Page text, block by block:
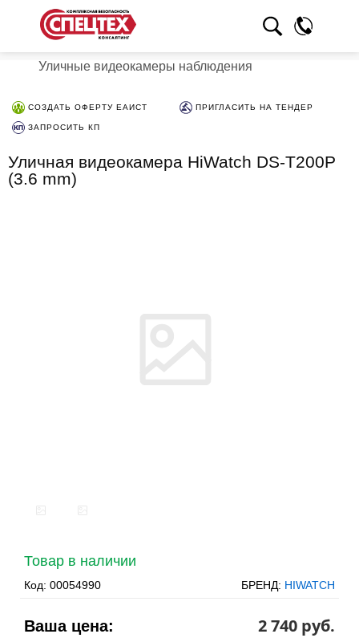
Уличные видеокамеры наблюдения
СОЗДАТЬ ОФЕРТУ ЕАИСТ ПРИГЛАСИТЬ НА ТЕНДЕР
ЗАПРОСИТЬ КП
Уличная видеокамера HiWatch DS-T200P
(3.6 mm)
Товар в наличии
Код: 00054990 БРЕНД: HIWATCH
Ваша цена: 2 740 pуб.